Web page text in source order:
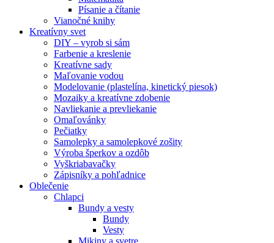
Písanie a čítanie
Vianočné knihy
Kreatívny svet
DIY – vyrob si sám
Farbenie a kreslenie
Kreatívne sady
Maľovanie vodou
Modelovanie (plastelína, kinetický piesok)
Mozaiky a kreatívne zdobenie
Navliekanie a prevliekanie
Omaľovánky
Pečiatky
Samolepky a samolepkové zošity
Výroba šperkov a ozdôb
Vyškriabavačky
Zápisníky a pohľadnice
Oblečenie
Chlapci
Bundy a vesty
Bundy
Vesty